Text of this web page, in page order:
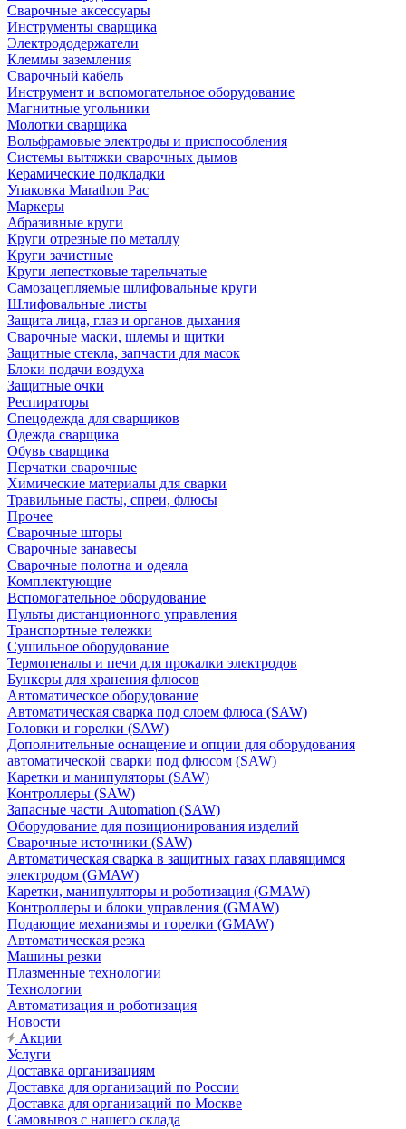
Сварочные аксессуары
Инструменты сварщика
Электрододержатели
Клеммы заземления
Сварочный кабель
Инструмент и вспомогательное оборудование
Магнитные угольники
Молотки сварщика
Вольфрамовые электроды и приспособления
Системы вытяжки сварочных дымов
Керамические подкладки
Упаковка Marathon Pac
Маркеры
Абразивные круги
Круги отрезные по металлу
Круги зачистные
Круги лепестковые тарельчатые
Самозацепляемые шлифовальные круги
Шлифовальные листы
Защита лица, глаз и органов дыхания
Сварочные маски, шлемы и щитки
Защитные стекла, запчасти для масок
Блоки подачи воздуха
Защитные очки
Респираторы
Спецодежда для сварщиков
Одежда сварщика
Обувь сварщика
Перчатки сварочные
Химические материалы для сварки
Травильные пасты, спреи, флюсы
Прочее
Сварочные шторы
Сварочные занавесы
Сварочные полотна и одеяла
Комплектующие
Вспомогательное оборудование
Пульты дистанционного управления
Транспортные тележки
Сушильное оборудование
Термопеналы и печи для прокалки электродов
Бункеры для хранения флюсов
Автоматическое оборудование
Автоматическая сварка под слоем флюса (SAW)
Головки и горелки (SAW)
Дополнительные оснащение и опции для оборудования
автоматической сварки под флюсом (SAW)
Каретки и манипуляторы (SAW)
Контроллеры (SAW)
Запасные части Automation (SAW)
Оборудование для позиционирования изделий
Сварочные источники (SAW)
Автоматическая сварка в защитных газах плавящимся
электродом (GMAW)
Каретки, манипуляторы и роботизация (GMAW)
Контроллеры и блоки управления (GMAW)
Подающие механизмы и горелки (GMAW)
Автоматическая резка
Машины резки
Плазменные технологии
Технологии
Автоматизация и роботизация
Новости
Акции
Услуги
Доставка организациям
Доставка для организаций по России
Доставка для организаций по Москве
Самовывоз с нашего склада